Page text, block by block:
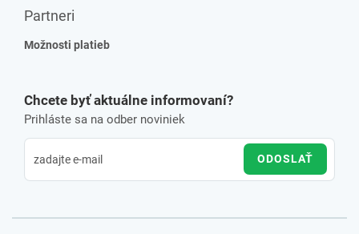
Partneri
Možnosti platieb
Chcete byť aktuálne informovaní?
Prihláste sa na odber noviniek
ODOSLAŤ